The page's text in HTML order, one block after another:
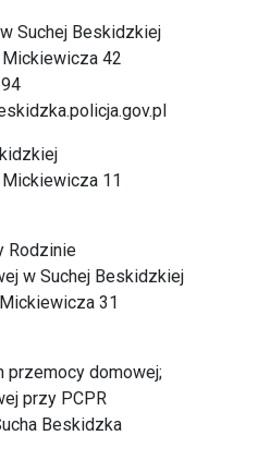
Suchej Beskidzkiej
42
11
Rodzinie
w Suchej Beskidzkiej
31
przemocy domowej;
przy PCPR
Beskidzka